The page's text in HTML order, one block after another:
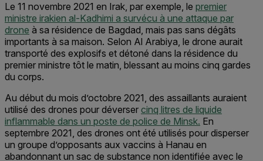
Le 11 novembre 2021 en Irak, par exemple, le premier
ministre irakien al-Kadhimi a survécu à une attaque par
drone à sa résidence de Bagdad, mais pas sans dégâts
importants à sa maison. Selon Al Arabiya, le drone aurait
transporté des explosifs et détoné dans la résidence du
premier ministre tôt le matin, blessant au moins cinq gardes
du corps.
Au début du mois d’octobre 2021, des assaillants auraient
utilisé des drones pour déverser cinq litres de liquide
inflammable dans un poste de police de Minsk. En
septembre 2021, des drones ont été utilisés pour disperser
un groupe d’opposants aux vaccins à Hanau en
abandonnant un sac de substance non identifiée avec le